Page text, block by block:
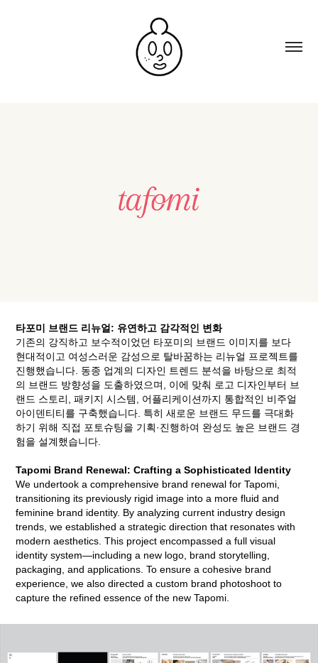
타포미 브랜드 리뉴얼: 유연하고 감각적인 변화
기존의 강직하고 보수적이었던 타포미의 브랜드 이미지를 보다
현대적이고 여성스러운 감성으로 탈바꿈하는 리뉴얼 프로젝트를
진행했습니다. 동종 업계의 디자인 트렌드 분석을 바탕으로 최적
의 브랜드 방향성을 도출하였으며, 이에 맞춰 로고 디자인부터 브
랜드 스토리, 패키지 시스템, 어플리케이션까지 통합적인 비주얼
아이덴티티를 구축했습니다. 특히 새로운 브랜드 무드를 극대화
하기 위해 직접 포토슈팅을 기획·진행하여 완성도 높은 브랜드 경
험을 설계했습니다.
Tapomi Brand Renewal: Crafting a Sophisticated Identity
We undertook a comprehensive brand renewal for Tapomi,
transitioning its previously rigid image into a more fluid and
feminine brand identity. By analyzing current industry design
trends, we established a strategic direction that resonates with
modern aesthetics. This project encompassed a full visual
identity system—including a new logo, brand storytelling,
packaging, and applications. To ensure a cohesive brand
experience, we also directed a custom brand photoshoot to
capture the refined essence of the new Tapomi.